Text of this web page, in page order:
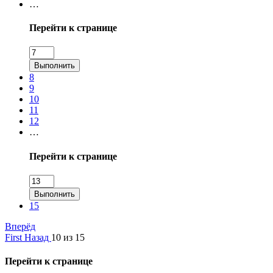
…
Перейти к странице
Выполнить
8
9
10
11
12
…
Перейти к странице
Выполнить
15
Вперёд
First Назад 10 из 15
Перейти к странице